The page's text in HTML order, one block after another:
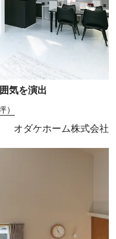
気を演出
オダケホーム株式会社